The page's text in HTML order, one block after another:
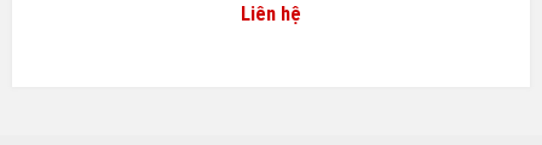
Liên hệ